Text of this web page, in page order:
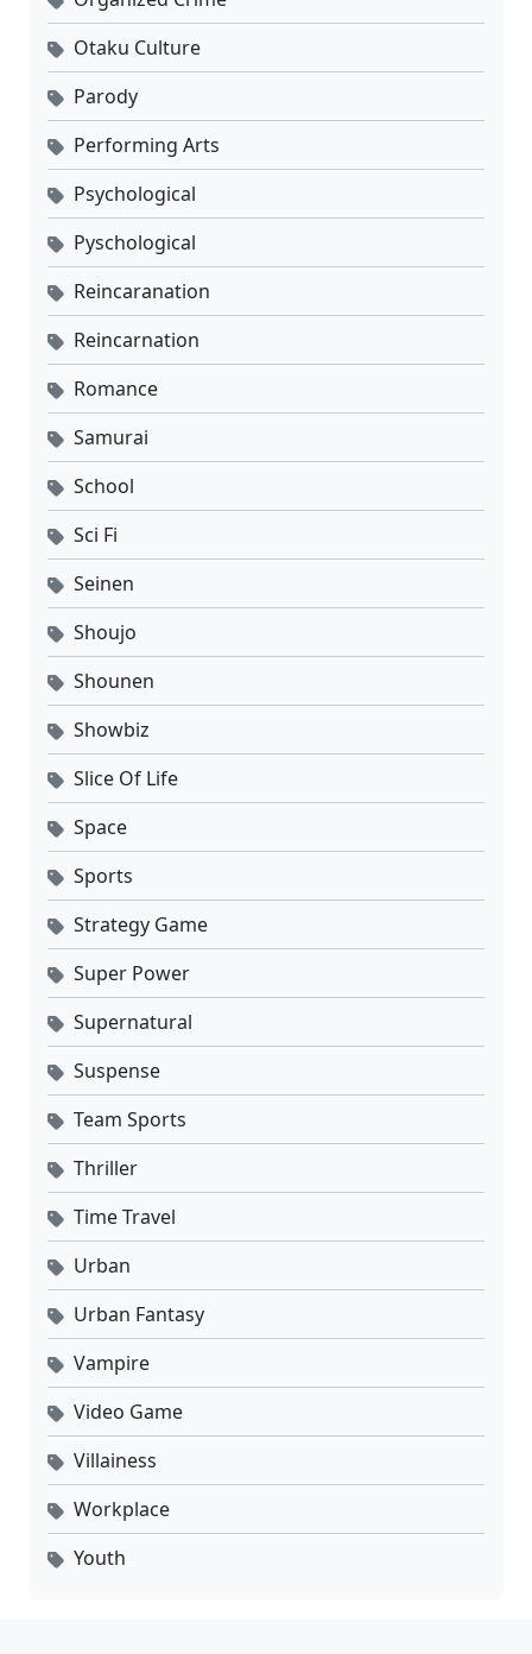
Otaku Culture
Parody
Performing Arts
Psychological
Pyschological
Reincaranation
Reincarnation
Romance
Samurai
School
Sci Fi
Seinen
Shoujo
Shounen
Showbiz
Slice Of Life
Space
Sports
Strategy Game
Super Power
Supernatural
Suspense
Team Sports
Thriller
Time Travel
Urban
Urban Fantasy
Vampire
Video Game
Villainess
Workplace
Youth